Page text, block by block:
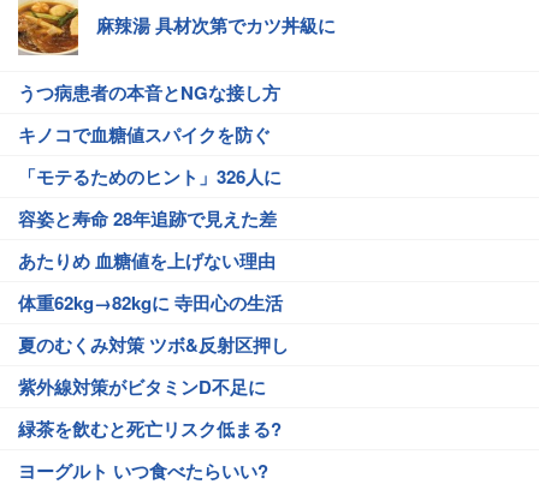
麻辣湯 具材次第でカツ丼級に
うつ病患者の本音とNGな接し方
キノコで血糖値スパイクを防ぐ
「モテるためのヒント」326人に
容姿と寿命 28年追跡で見えた差
あたりめ 血糖値を上げない理由
体重62kg→82kgに 寺田心の生活
夏のむくみ対策 ツボ&反射区押し
紫外線対策がビタミンD不足に
緑茶を飲むと死亡リスク低まる?
ヨーグルト いつ食べたらいい?